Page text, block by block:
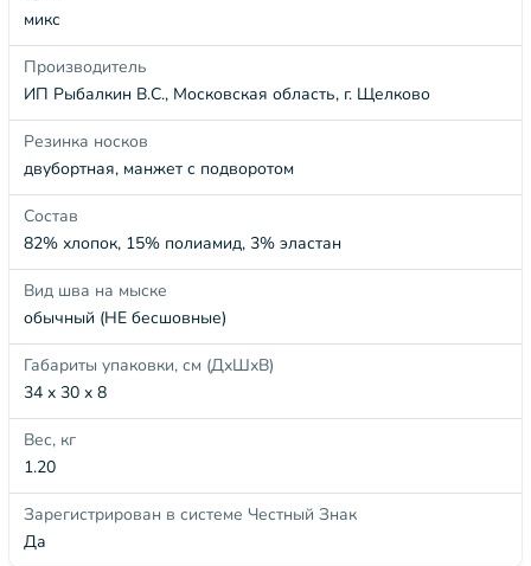
микс
Производитель
ИП Рыбалкин В.С., Московская область, г. Щелково
Резинка носков
двубортная, манжет с подворотом
Состав
82% хлопок, 15% полиамид, 3% эластан
Вид шва на мыске
обычный (НЕ бесшовные)
Габариты упаковки, см (ДхШхВ)
34 x 30 x 8
Вес, кг
1.20
Зарегистрирован в системе Честный Знак
Да